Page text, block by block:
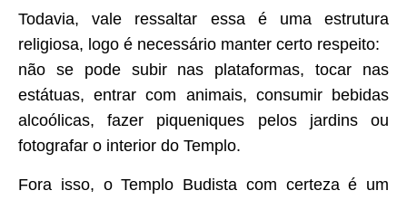
Todavia, vale ressaltar essa é uma estrutura
religiosa, logo é necessário manter certo respeito:
não se pode subir nas plataformas, tocar nas
estátuas, entrar com animais, consumir bebidas
alcoólicas, fazer piqueniques pelos jardins ou
fotografar o interior do Templo.
Fora isso, o Templo Budista com certeza é um